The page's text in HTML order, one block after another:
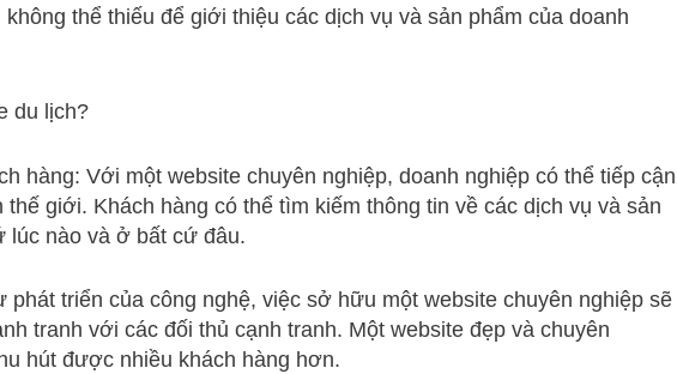
thể thiếu để giới thiệu các dịch vụ và sản phẩm của doanh
du lịch?
hàng: Với một website chuyên nghiệp, doanh nghiệp có thể tiếp cận
giới. Khách hàng có thể tìm kiếm thông tin về các dịch vụ và sản
lúc nào và ở bất cứ đâu.
phát triển của công nghệ, việc sở hữu một website chuyên nghiệp sẽ
tranh với các đối thủ cạnh tranh. Một website đẹp và chuyên
hút được nhiều khách hàng hơn.